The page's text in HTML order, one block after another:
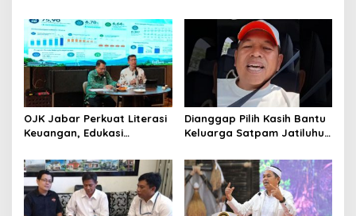
Penyelesaian Sampah
Bandung Raya
OJK Jabar Perkuat Literasi
Keuangan, Edukasi
Pertumbuhan Ekonomi
Dianggap Pilih Kasih Bantu
Keluarga Satpam Jatiluhur
Penjelasan Dedi Mulyadi